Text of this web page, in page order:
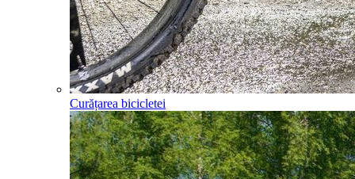
Curățarea bicicletei